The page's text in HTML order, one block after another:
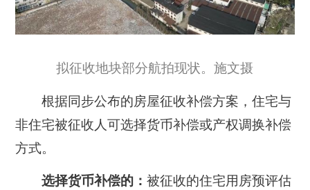
拟征收地块部分航拍现状。施文摄
根据同步公布的房屋征收补偿方案，住宅与
非住宅被征收人可选择货币补偿或产权调换补偿
方式。
选择货币补偿的：被征收的住宅用房预评估